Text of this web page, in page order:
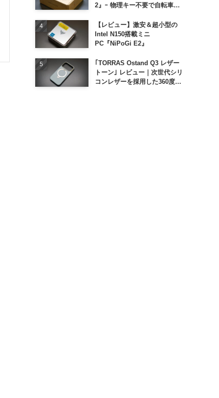
2』ｰ 物理キー不要で自転車の
【レビュー】激安＆超小型の
Intel N150搭載ミニ
PC『NiPoGi E2』
｢TORRAS Ostand Q3 レザー
トーン｣ レビュー｜次世代シリ
コンレザーを採用した360度回